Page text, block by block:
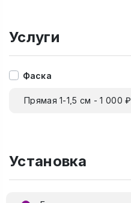
Услуги
Фаска
Прямая 1-1,5 см - 1 000 ₽
Установка